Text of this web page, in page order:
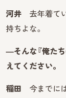
河井 去年着て
持ちよな。
―そんな『俺た
えてください。
稲田 今までに